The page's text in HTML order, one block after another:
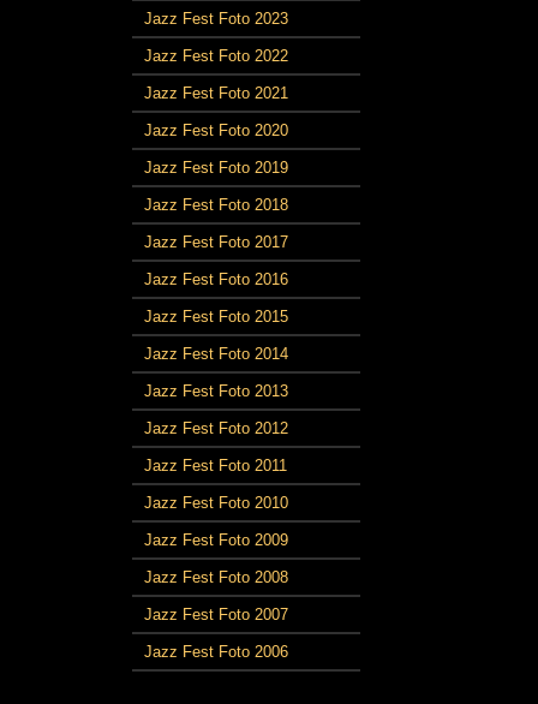
Jazz Fest Foto 2023
Jazz Fest Foto 2022
Jazz Fest Foto 2021
Jazz Fest Foto 2020
Jazz Fest Foto 2019
Jazz Fest Foto 2018
Jazz Fest Foto 2017
Jazz Fest Foto 2016
Jazz Fest Foto 2015
Jazz Fest Foto 2014
Jazz Fest Foto 2013
Jazz Fest Foto 2012
Jazz Fest Foto 2011
Jazz Fest Foto 2010
Jazz Fest Foto 2009
Jazz Fest Foto 2008
Jazz Fest Foto 2007
Jazz Fest Foto 2006